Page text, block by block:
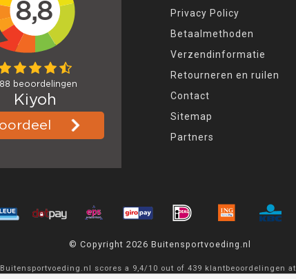
Privacy Policy
Betaalmethoden
Verzendinformatie
Retourneren en ruilen
Contact
Sitemap
Partners
© Copyright 2026 Buitensportvoeding.nl
Buitensportvoeding.nl scores a 9,4/ 10 out of 439 klantbeoordelingen at